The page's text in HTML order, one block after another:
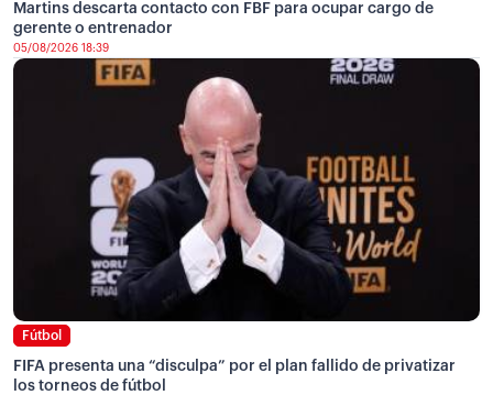
Martins descarta contacto con FBF para ocupar cargo de
gerente o entrenador
05/08/2026 18:39
Fútbol
FIFA presenta una “disculpa” por el plan fallido de privatizar
los torneos de fútbol